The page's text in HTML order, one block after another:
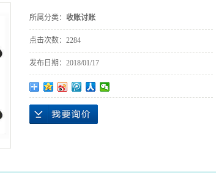
所属分类： 收账讨账
点击次数： 2284
发布日期： 2018/01/17